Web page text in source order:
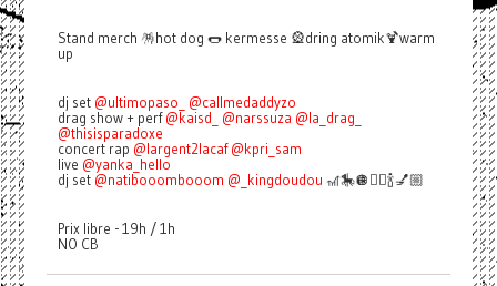
Stand merch 🪅hot dog 🌭 kermesse 🎡dring atomik🍹warm
up
dj set @ultimopaso_
@callmedaddyzo
drag show + perf@kaisd_ @narssuza @la_drag_
@thisisparadoxe
concert rap @largent2lacaf @kpri_sam
live @yanka_hello
dj set @natibooombooom @_kingdoudou 🎢🎠🪩👯‍♀️🍾💅🏼
Prix libre - 19h / 1h
NO CB